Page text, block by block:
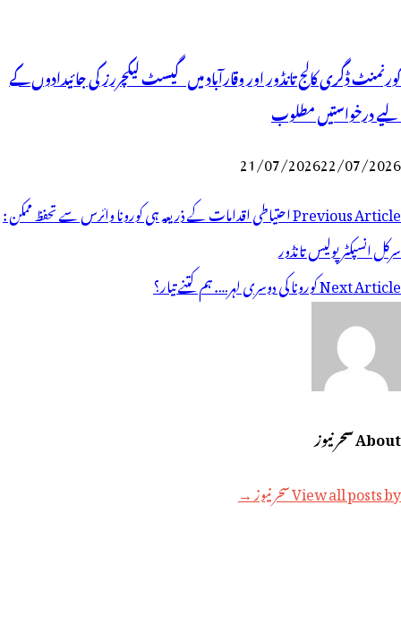
گورنمنٹ ڈگری کالج تانڈور اور وقارآباد میں گیسٹ لیکچررز کی جائیدادوں کے
لیے درخواستیں مطلوب
21/07/202622/07/2026
پوسٹوں
کی
نیویگیشن
Previous Articleاحتیاطی اقدامات کے ذریعہ ہی کورونا وائرس سے تحفظ ممکن :
سرکل انسپکٹر پولیس تانڈور
Next Articleکورونا کی دوسری لہر…. ہم کتنے تیار؟
About سحر نیوز
View all posts by سحر نیوز →